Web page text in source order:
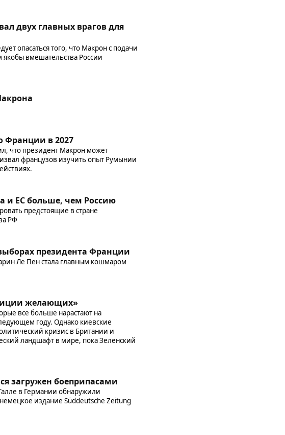
двух главных врагов для
опасаться того, что Макрон с подачи
якобы вмешательства России
Франции в 2027
что президент Макрон может
французов изучить опыт Румынии
и ЕС больше, чем Россию
предстоящие в стране
РФ
президента Франции
Ле Пен стала главным кошмаром
желающих»
все больше нарастают на
году. Однако киевские
кризис в Британии и
ландшафт в мире, пока Зеленский
загружен боеприпасами
в Германии обнаружили
издание Süddeutsche Zeitung